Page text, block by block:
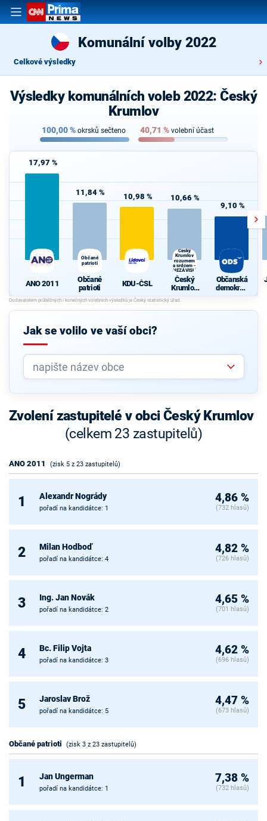
Komunální volby 2022
Celkové výsledky
Výsledky komunálních voleb 2022: Český
Krumlov
100,00% okrsků sečteno 40,71 % volební účast
17,97 %
ANO 2011
11,84 %
Občané
patrioti
Občané
patrioti
10,98 %
KDU-ČSL
10,66 %
Český
Krumlov
rozumem
a srdcem -
NEZÁVISLÍ
Český
Krumlov
rozumem
a srdcem -
NEZÁVISL
9,10 %
Občanská
demokrati
cká strana
Jak se volilo ve vaší obci?
Zvolení zastupitelé v obci Český Krumlov
(celkem 23 zastupitelů)
ANO 2011 (zisk 5 z 23 zastupitelů)
1 Alexandr Nogrády
pořadí na kandidátce: 1
4,86 %
(732 hlasů)
2 Milan Hodboď
pořadí na kandidátce: 4
4,82 %
(726 hlasů)
3 Ing. Jan Novák
pořadí na kandidátce: 2
4,65 %
(701 hlasů)
4 Bc. Filip Vojta
pořadí na kandidátce: 3
4,62 %
(696 hlasů)
5 Jaroslav Brož
pořadí na kandidátce: 5
4,47 %
(673 hlasů)
Občané patrioti (zisk 3 z 23 zastupitelů)
1 Jan Ungerman
pořadí na kandidátce: 1
7,38 %
(732 hlasů)